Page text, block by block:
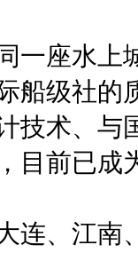
一座水上
船级社
技术、与
目前已成
连、江南